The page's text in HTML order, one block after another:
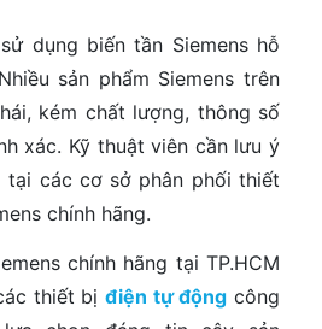
dụng biến tần Siemens hỗ
sản phẩm Siemens trên
kém chất lượng, thông số
xác. Kỹ thuật viên cần lưu ý
tại các cơ sở phân phối thiết
chính hãng.
chính hãng tại TP.HCM
thiết bị điện tự động công